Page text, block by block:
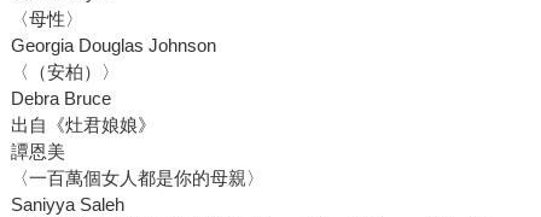
〈母性〉
Georgia Douglas Johnson
〈（安柏）〉
Debra Bruce
出自《灶君娘娘》
譚恩美
〈一百萬個女人都是你的母親〉
Saniyya Saleh